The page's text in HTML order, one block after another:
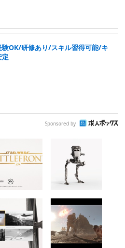
OK/研修あり/スキル習得可能/キ
Sponsored by